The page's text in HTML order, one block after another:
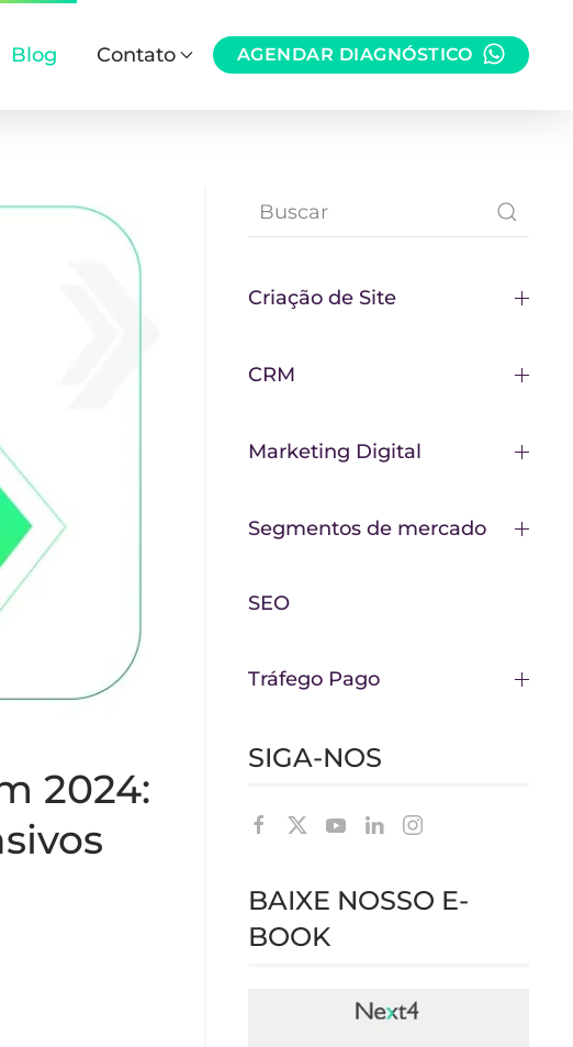
Blog Contato AGENDAR DIAGNÓSTICO
2024:
Criação de Site
CRM
Marketing Digital
Segmentos de mercado
SEO
Tráfego Pago
SIGA-NOS
BAIXE NOSSO E-
BOOK